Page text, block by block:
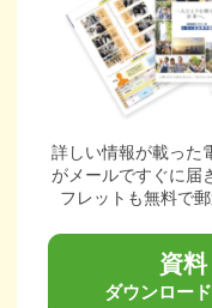
詳しい情報が載った
がメールですぐに届
フレットも無料で郵
資料
ダウンロード